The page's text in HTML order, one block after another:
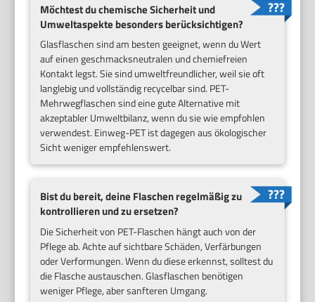
Möchtest du chemische Sicherheit und
Umweltaspekte besonders berücksichtigen?
Glasflaschen sind am besten geeignet, wenn du Wert
auf einen geschmacksneutralen und chemiefreien
Kontakt legst. Sie sind umweltfreundlicher, weil sie oft
langlebig und vollständig recycelbar sind. PET-
Mehrwegflaschen sind eine gute Alternative mit
akzeptabler Umweltbilanz, wenn du sie wie empfohlen
verwendest. Einweg-PET ist dagegen aus ökologischer
Sicht weniger empfehlenswert.
Bist du bereit, deine Flaschen regelmäßig zu
kontrollieren und zu ersetzen?
Die Sicherheit von PET-Flaschen hängt auch von der
Pflege ab. Achte auf sichtbare Schäden, Verfärbungen
oder Verformungen. Wenn du diese erkennst, solltest du
die Flasche austauschen. Glasflaschen benötigen
weniger Pflege, aber sanfteren Umgang.